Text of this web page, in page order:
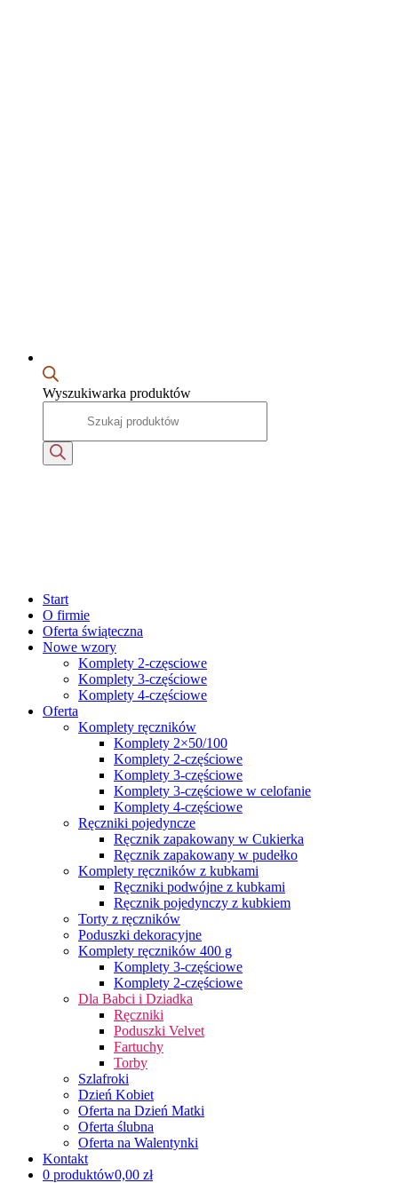
Wyszukiwarka produktów
Start
O firmie
Oferta świąteczna
Nowe wzory
Komplety 2-częsciowe
Komplety 3-częściowe
Komplety 4-częściowe
Oferta
Komplety ręczników
Komplety 2×50/100
Komplety 2-częściowe
Komplety 3-częściowe
Komplety 3-częściowe w celofanie
Komplety 4-częściowe
Ręczniki pojedyncze
Ręcznik zapakowany w Cukierka
Ręcznik zapakowany w pudełko
Komplety ręczników z kubkami
Ręczniki podwójne z kubkami
Ręcznik pojedynczy z kubkiem
Torty z ręczników
Poduszki dekoracyjne
Komplety ręczników 400 g
Komplety 3-częściowe
Komplety 2-częściowe
Dla Babci i Dziadka
Ręczniki
Poduszki Velvet
Fartuchy
Torby
Szlafroki
Dzień Kobiet
Oferta na Dzień Matki
Oferta ślubna
Oferta na Walentynki
Kontakt
0 produktów0,00 zł